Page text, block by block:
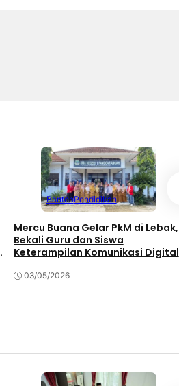
BantenPendidikan
Mercu Buana Gelar PkM di Lebak,
Bekali Guru dan Siswa
Keterampilan Komunikasi Digital
03/05/2026